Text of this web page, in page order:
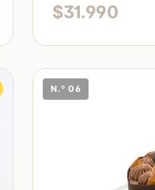
$31.990
N.º 06